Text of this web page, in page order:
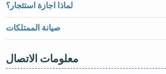
لماذا اجازة استئجار؟
صيانة الممتلكات
معلومات الاتصال